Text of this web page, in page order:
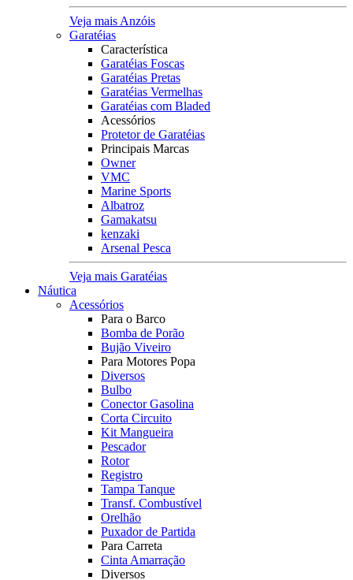
Veja mais Anzóis
Garatéias
Característica
Garatéias Foscas
Garatéias Pretas
Garatéias Vermelhas
Garatéias com Bladed
Acessórios
Protetor de Garatéias
Principais Marcas
Owner
VMC
Marine Sports
Albatroz
Gamakatsu
kenzaki
Arsenal Pesca
Veja mais Garatéias
Náutica
Acessórios
Para o Barco
Bomba de Porão
Bujão Viveiro
Para Motores Popa
Diversos
Bulbo
Conector Gasolina
Corta Circuito
Kit Mangueira
Pescador
Rotor
Registro
Tampa Tanque
Transf. Combustível
Orelhão
Puxador de Partida
Para Carreta
Cinta Amarração
Diversos